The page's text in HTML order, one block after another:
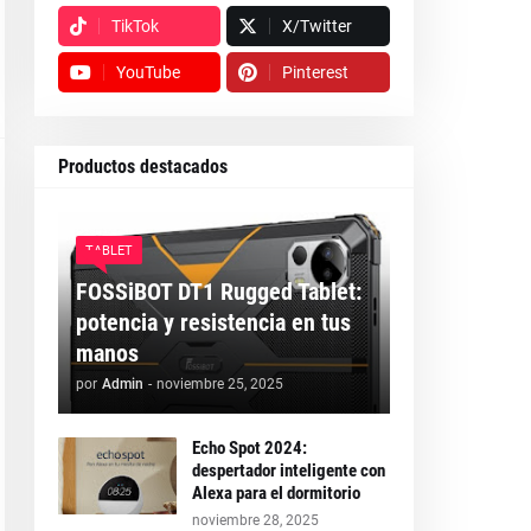
TikTok X/Twitter
YouTube Pinterest
Productos destacados
TABLET
FOSSiBOT DT1 Rugged Tablet:
potencia y resistencia en tus
manos
por Admin - noviembre 25, 2025
Echo Spot 2024:
despertador inteligente con
Alexa para el dormitorio
noviembre 28, 2025